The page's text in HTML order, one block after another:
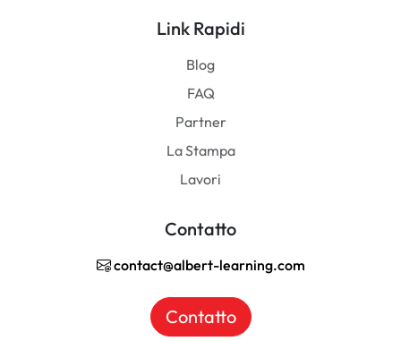
Link Rapidi
Blog
FAQ
Partner
La Stampa
Lavori
Contatto
contact@albert-learning.com
Contatto